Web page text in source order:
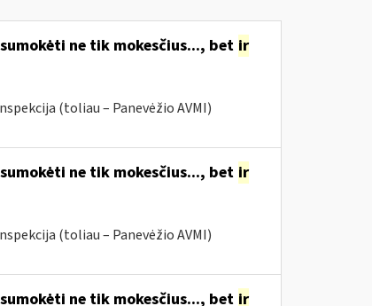
ne tik mokesčius..., bet ir
(toliau – Panevėžio AVMI)
ne tik mokesčius..., bet ir
(toliau – Panevėžio AVMI)
ne tik mokesčius..., bet ir